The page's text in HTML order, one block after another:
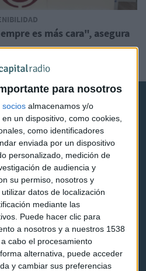
para nosotros
socios almacenamos y/o
un dispositivo, como cookies,
como identificadores
enviada por un dispositivo
personalizado, medición de
de audiencia y
su permiso, nosotros y
datos de localización
mediante las
Puede hacer clic para
a nosotros y a nuestros 1538
cabo el procesamiento
alternativa, puede acceder
y cambiar sus preferencias
es más cara", asegura
Radio
y podcasts